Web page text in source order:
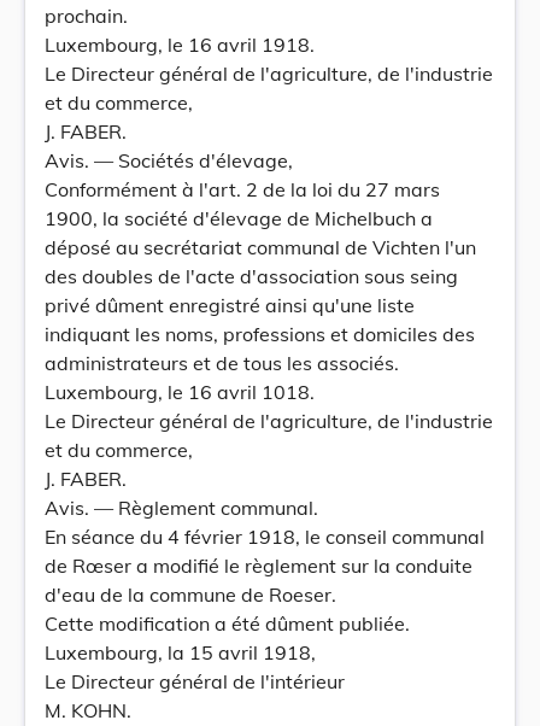
prochain.
Luxembourg, le 16 avril 1918.
Le Directeur général de l'agriculture, de l'industrie
et du commerce,
J. FABER.
Avis. — Sociétés d'élevage,
Conformément à l'art. 2 de la loi du 27 mars
1900, la société d'élevage de Michelbuch a
déposé au secrétariat communal de Vichten l'un
des doubles de l'acte d'association sous seing
privé dûment enregistré ainsi qu'une liste
indiquant les noms, professions et domiciles des
administrateurs et de tous les associés.
Luxembourg, le 16 avril 1018.
Le Directeur général de l'agriculture, de l'industrie
et du commerce,
J. FABER.
Avis. — Règlement communal.
En séance du 4 février 1918, le conseil communal
de Rœser a modifié le règlement sur la conduite
d'eau de la commune de Roeser.
Cette modification a été dûment publiée.
Luxembourg, la 15 avril 1918,
Le Directeur général de l'intérieur
M. KOHN.